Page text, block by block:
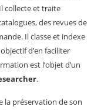
collecte et traite
des revues de
Il classe et indexe
d’en faciliter
est l’objet d’un
.
la préservation de son